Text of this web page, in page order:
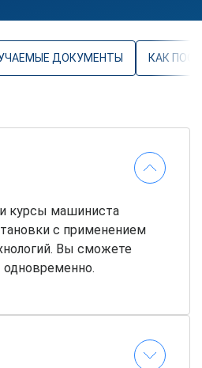
ДОКУМЕНТЫ КАК
курсы машиниста
с применением
Вы сможете
одновременно.